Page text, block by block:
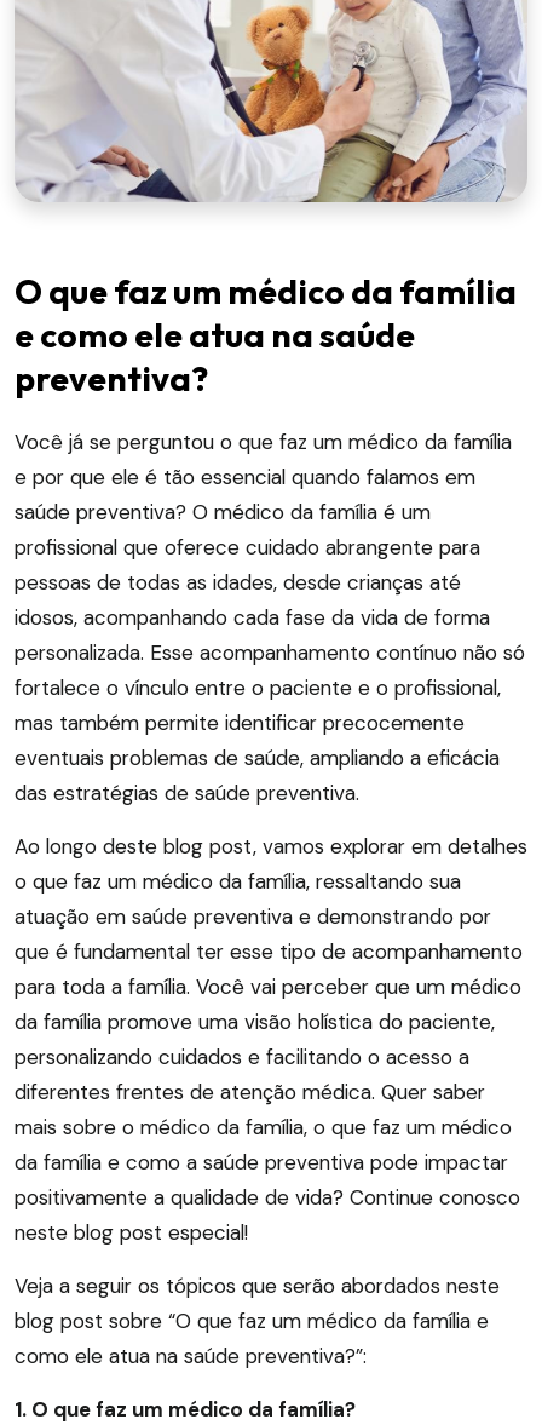
O que faz um médico da família
e como ele atua na saúde
preventiva?
Você já se perguntou o que faz um médico da família
e por que ele é tão essencial quando falamos em
saúde preventiva? O médico da família é um
profissional que oferece cuidado abrangente para
pessoas de todas as idades, desde crianças até
idosos, acompanhando cada fase da vida de forma
personalizada. Esse acompanhamento contínuo não só
fortalece o vínculo entre o paciente e o profissional,
mas também permite identificar precocemente
eventuais problemas de saúde, ampliando a eficácia
das estratégias de saúde preventiva.
Ao longo deste blog post, vamos explorar em detalhes
o que faz um médico da família, ressaltando sua
atuação em saúde preventiva e demonstrando por
que é fundamental ter esse tipo de acompanhamento
para toda a família. Você vai perceber que um médico
da família promove uma visão holística do paciente,
personalizando cuidados e facilitando o acesso a
diferentes frentes de atenção médica. Quer saber
mais sobre o médico da família, o que faz um médico
da família e como a saúde preventiva pode impactar
positivamente a qualidade de vida? Continue conosco
neste blog post especial!
Veja a seguir os tópicos que serão abordados neste
blog post sobre “O que faz um médico da família e
como ele atua na saúde preventiva?”:
1. O que faz um médico da família?